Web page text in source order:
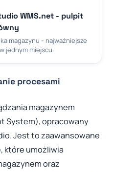
WMS.net - pulpit
magazynu - najważniejsze
jednym miejscu.
procesami
magazynem
System), opracowany
Jest to zaawansowane
które umożliwia
oraz